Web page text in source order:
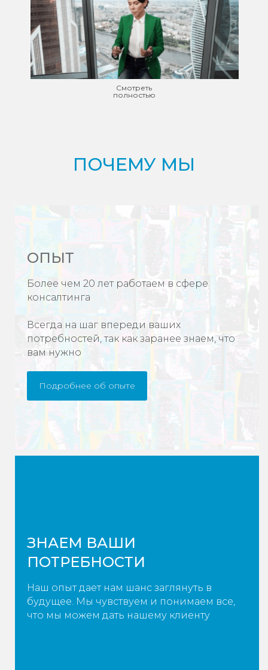
Смотреть
полностью
Более чем 20 лет работаем в сфере
Всегда на шаг впереди ваших
потребностей, так как заранее знаем, что
вам нужно
ПОТРЕБНОСТИ
Наш опыт дает нам шанс заглянуть в
что мы можем дать нашему клиенту